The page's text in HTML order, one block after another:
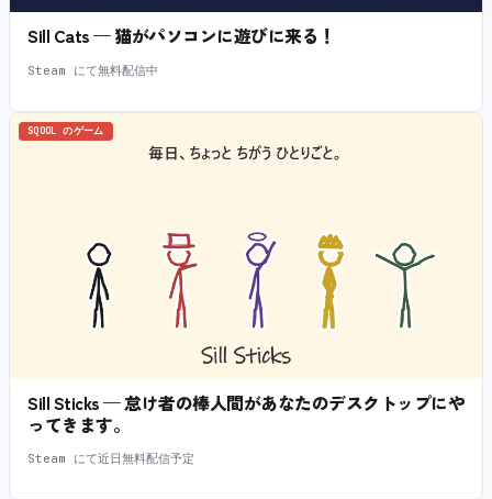
Sill Cats — 猫がパソコンに遊びに来る！
Steam にて無料配信中
SQOOL のゲーム
Sill Sticks — 怠け者の棒人間があなたのデスクトップにや
ってきます。
Steam にて近日無料配信予定